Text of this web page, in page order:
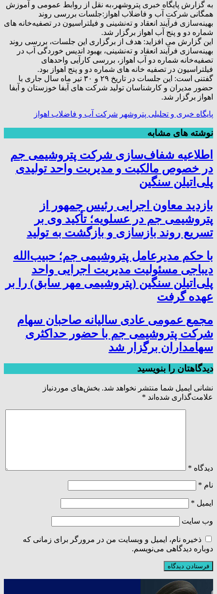
به گزارش پایگاه خبری پتروشهر،به نقل از روابط عمومی و آموزش
همگانی شرکت آب و فاضلاب اهواز:جلسات بررسی روند
بهینه‌سازی فرآیند انعقاد و ته‌نشینی و فیلتراسیون در تصفیه‌خانه های
شماره دو و پنج آب اهواز برگزار شد.
این گزارش می افزاید: هدف از برگزاری این جلسات، بررسی روند
بهینه‌سازی فرآیند انعقاد و ته‌نشینی، بهبود اندیس خوردگی آب در
تصفیه‌خانه شماره دو آب اهواز، بررسی کارآیی واحدهای
فیلتراسیون در تصفیه خانه های شماره دو و پنج اهواز بود.
گفتنی است: این جلسات در تاریخ ۲۹ و ۳۰ تیر ماه سال جاری با
حضور مدیران و کارشناسان تولید شرکت های آبفا خوزستان و آبفا
اهواز برگزار شد.
پایگاه خبری و تحلیلی پتروشهر شرکت آب و فاضلاب اهواز
نوشته های مشابه
اطلاعیه شفاف‌سازی شرکت پتروشیمی جم
در خصوص مالکیت و مدیریت واحد تولیدی
پلی‌اتیلن سنگین
بازدید معاون اجرایی رئیس جمهور از
پتروشیمی جم در عسلویه؛ تأکید وی بر
تسریع روند بازسازی و بازگشت به تولید
با حکم مدیرعامل پتروشیمی جم؛ حبیب‌الله
دیباجی مسئولیت مدیریت اجرایی واحد
پلی‌اتیلن سنگین (پتروشیمی مهر سابق) را بر
عهده گرفت
مجمع عمومی عادی سالیانه صاحبان سهام
شرکت پتروشیمی جم با حضور حداکثری
سهامداران برگزار شد
دیدگاهتان را بنویسید
نشانی ایمیل شما منتشر نخواهد شد. بخش‌های موردنیاز
علامت‌گذاری شده‌اند *
دیدگاه *
نام *
ایمیل *
وب‌ سایت
ذخیره نام، ایمیل و وبسایت من در مرورگر برای زمانی که
دوباره دیدگاهی می‌نویسم.